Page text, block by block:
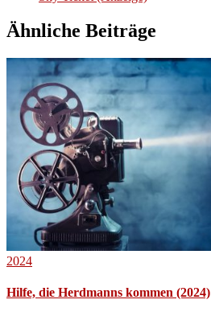
Ähnliche Beiträge
2024
Hilfe, die Herdmanns kommen (2024)